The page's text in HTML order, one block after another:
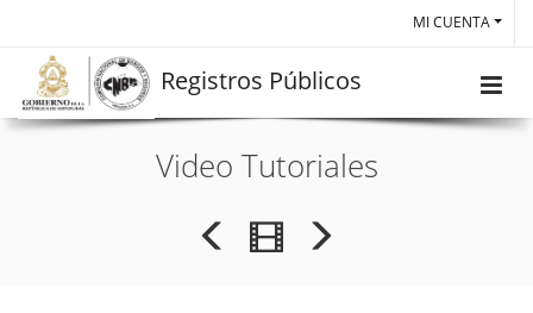
MI CUENTA
Registros Públicos
Video Tutoriales